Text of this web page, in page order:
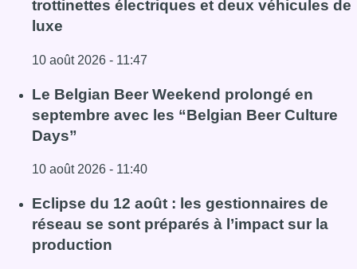
trottinettes électriques et deux véhicules de
luxe
10 août 2026 - 11:47
Lire l'article La police de Bruxelles-Nord saisit douze
Le Belgian Beer Weekend prolongé en
septembre avec les “Belgian Beer Culture
Days”
10 août 2026 - 11:40
Lire l'article Le Belgian Beer Weekend prolongé en
Eclipse du 12 août : les gestionnaires de
réseau se sont préparés à l’impact sur la
production